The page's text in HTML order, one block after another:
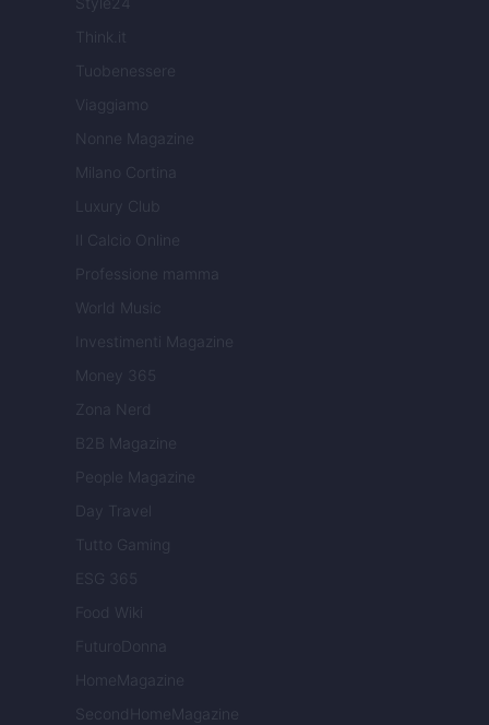
Think.it
Tuobenessere
Viaggiamo
Nonne Magazine
Milano Cortina
Luxury Club
Il Calcio Online
Professione mamma
World Music
Investimenti Magazine
Money 365
Zona Nerd
B2B Magazine
People Magazine
Day Travel
Tutto Gaming
ESG 365
Food Wiki
FuturoDonna
HomeMagazine
SecondHomeMagazine